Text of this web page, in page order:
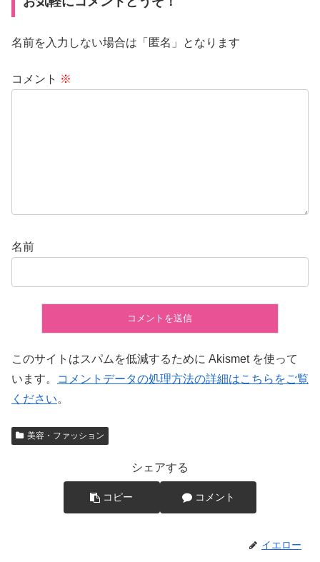
名前を入力しない場合は「匿名」となります
コメント ※
名前
このサイトはスパムを低減するために Akismet を使って
います。
コメントデータの処理方法の詳細はこちらをご覧
ください。
美容・ファッション
シェアする
コピー コメント
イエロー